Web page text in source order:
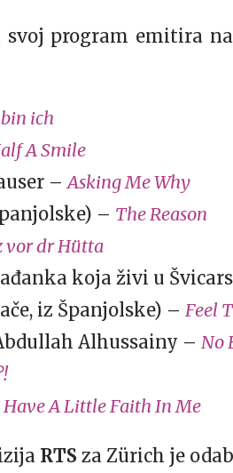
svoj program emitira
ich
A Smile
–Asking Me Why
– The Reason
vor dr Hütta
koja živi u
iz Španjolske) – Feel
Alhussainy – No
Have A Little Faith In Me
RTS za Zürich je